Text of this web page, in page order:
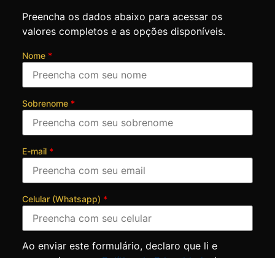
Preencha os dados abaixo para acessar os
valores completos e as opções disponíveis.
Nome *
Sobrenome *
E-mail *
Celular (Whatsapp) *
Ao enviar este formulário, declaro que li e